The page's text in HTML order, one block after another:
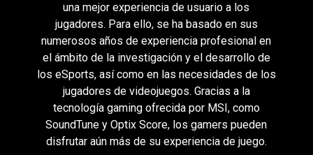
una mejor experiencia de usuario a los
jugadores. Para ello, se ha basado en sus
numerosos años de experiencia profesional en
el ámbito de la investigación y el desarrollo de
los eSports, así como en las necesidades de los
jugadores de videojuegos. Gracias a la
tecnología gaming ofrecida por MSI, como
SoundTune y Optix Score, los gamers pueden
disfrutar aún más de su experiencia de juego.